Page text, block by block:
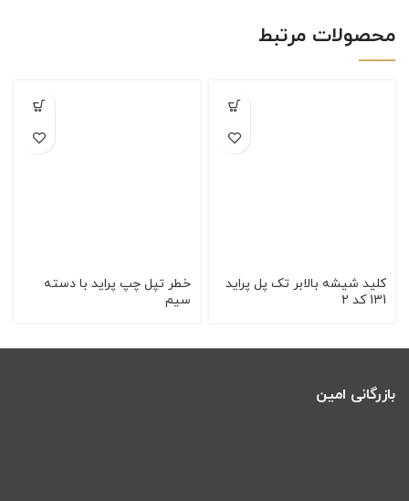
محصولات مرتبط
کلید شیشه بالابر تک پل پراید
131 کد 2
خطر تپل چپ پراید با دسته
سیم
بازرگانی امین